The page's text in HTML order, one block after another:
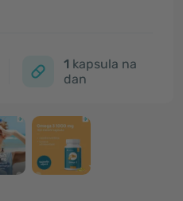
1 kapsula na
dan